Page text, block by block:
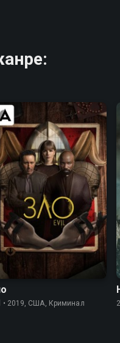
• 2019, США, Криминал